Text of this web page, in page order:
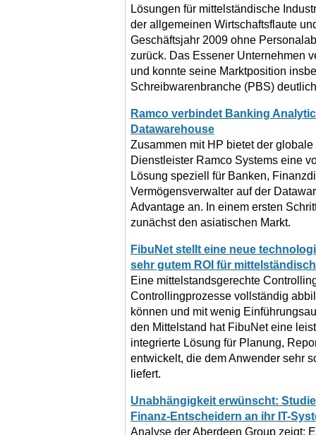
Lösungen für mittelständische
der allgemeinen Wirtschaftsflaute
Geschäftsjahr 2009 ohne
zurück. Das Essener Unternehmen
und konnte seine Marktposition
Schreibwarenbranche (PBS)
Ramco verbindet Banking
Datawarehouse
Zusammen mit HP bietet der
Dienstleister Ramco Systems eine
Lösung speziell für Banken,
Vermögensverwalter auf der
Advantage an. In einem ersten
zunächst den asiatischen Markt.
FibuNet stellt eine neue
sehr gutem ROI für
Eine mittelstandsgerechte
Controllingprozesse vollständig
können und mit wenig
den Mittelstand hat FibuNet eine
integrierte Lösung für Planung,
entwickelt, die dem Anwender sehr
liefert.
Unabhängigkeit erwünscht:
Finanz-Entscheidern an ihr IT-
Analyse der Aberdeen Group zeigt: